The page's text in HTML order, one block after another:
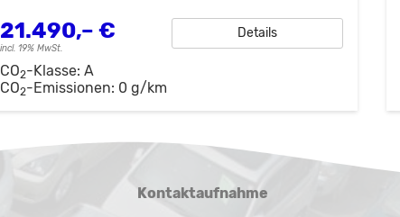
21.490,– €
incl. 19% MwSt.
Details
CO2-Klasse: A
CO2-Emissionen: 0 g/km
Kontaktaufnahme